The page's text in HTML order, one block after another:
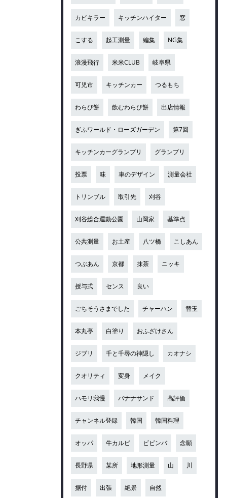
カビキラー キッチンハイター 窓
こする 起工測量 編集 NG集
浪漫飛行 米米CLUB 岐阜県
可児市 キッチンカー つるもち
わらび餅 飲むわらび餅 出店情報
ぎふワールド・ローズガーデン 第7回
キッチンカーグランプリ グランプリ
投票 味 車のデザイン 測量会社
トリンブル 取引先 刈谷
刈谷総合運動公園 山岡家 基準点
公共測量 お土産 八ツ橋 こしあん
つぶあん 京都 抹茶 ニッキ
授与式 センス 良い
ごちそうさまでした チャーハン 替玉
本丸亭 白塗り おふざけさん
ジブリ 千と千尋の神隠し カオナシ
クオリティ 変身 メイク
ハモリ我慢 バナナサンド 高評価
チャンネル登録 韓国 韓国料理
オッパ 牛カルビ ビビンバ 念願
長野県 某所 地形測量 山 川
据付 出張 絶景 自然